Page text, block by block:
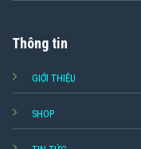
Thông tin
GIỚI THIỆU
SHOP